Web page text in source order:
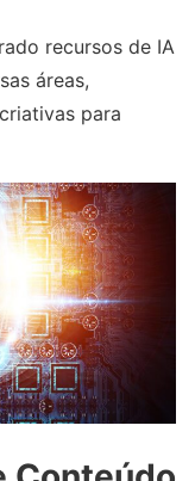
recursos de IA
áreas,
para